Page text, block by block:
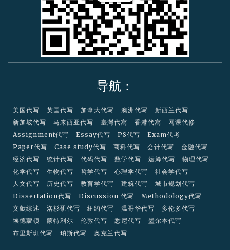
导航：
美国代写 英国代写 加拿大代写 澳洲代写
新西兰代写
新加坡代写
马来西亚代写 臺灣代寫 香港代寫
网课代修
Assignment代写
Essay代写 PS代写
Exam代考
Paper代写
Case study代写 商科代写 会计代写
金融代写
经济代写
统计代写 代码代写 数学代写 运筹代写
物理代写
化学代写
生物代写 哲学代写 心理学代写
社会学代写
人文代写
历史代写 教育学代写 建筑代写
城市规划代写
Dissertation代写
Discussion 代写
Methodology代写
文献综述
洛杉矶代写 纽约代写 温哥华代写
多伦多代写
埃德蒙顿
蒙特利尔 伦敦代写 悉尼代写
墨尔本代写
布里斯班代写
珀斯代写 奥克兰代写